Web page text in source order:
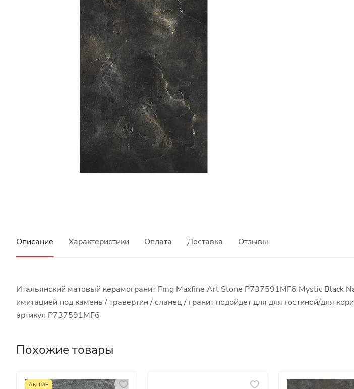
Описание Характеристики Оплата Доставка Отзывы
Итальянский матовый керамогранит Fmg Maxfine Art Stone P737591MF6 Mystic Black
имитацией под камень / травертин / сланец / гранит подойдет для для гостиной/для
артикул P737591MF6
Похожие товары
АКЦИЯ